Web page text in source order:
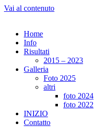
Vai al contenuto
Home
Info
Risultati
2015 – 2023
Galleria
Foto 2025
altri
foto 2024
foto 2022
INIZIO
Contatto